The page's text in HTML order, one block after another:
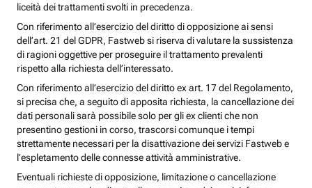
liceità dei trattamenti svolti in precedenza.
Con riferimento all’esercizio del diritto di opposizione ai sensi
dell’art. 21 del GDPR, Fastweb si riserva di valutare la sussistenza
di ragioni oggettive per proseguire il trattamento prevalenti
rispetto alla richiesta dell’interessato.
Con riferimento all’esercizio del diritto ex art. 17 del Regolamento,
si precisa che, a seguito di apposita richiesta, la cancellazione dei
dati personali sarà possibile solo per gli ex clienti che non
presentino gestioni in corso, trascorsi comunque i tempi
strettamente necessari per la disattivazione dei servizi Fastweb e
l’espletamento delle connesse attività amministrative.
Eventuali richieste di opposizione, limitazione o cancellazione